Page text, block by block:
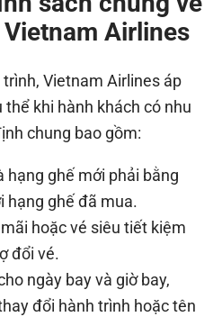
Airlines
Vietnam Airlines áp
khi hành khách có nhu
chung bao gồm:
hạng ghế mới phải bằng
hạng ghế đã mua.
hoặc vé siêu tiết kiệm
đổi vé.
ngày bay và giờ bay,
đổi hành trình hoặc tên